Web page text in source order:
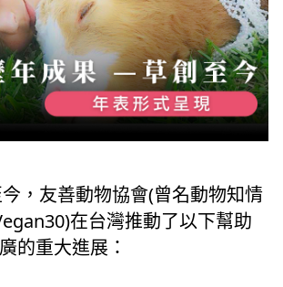
工
蔬食
，友善動物協會(曾名動物知情
在台灣推動了以下幫助
的重大進展：